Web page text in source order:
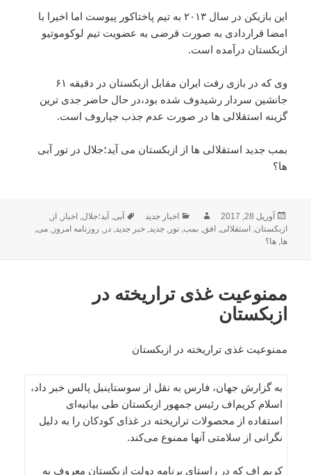
این بازیکن در سال ۲۰۱۳ به تیم پاختاکور پیوست اما اخیرا با
امضا قراردادی به صورت قرضی به عضویت تیم لوکوموتیو
ازبکستان درآمده است.
وی که در بازی رفت ایران مقابل ازبکستان در دقیقه ۶۱
جانشین سردار رشیدوف شده بود،در حال حاضر جدی ترین
گزینه استقلالی ها در صورت عدم جذب جپاروف است.
بمب جدید استقلالی ها از ازبکستان می آید؛جلال در تور آبی
ها؟
ارسال
شده
در
آوریل 28, 2017 نویسندهدسته‌ها
اخبار جدید برچسب‌ها
آبی, آید؛جلال, اخبار, از,
ازبکستان, استقلالی, افق,بمب,تور,جدید,خبر جدید,در, روزنامه امروز,می,
ها,ها؟
ممنوعیت غذی تراریخته در
ازبکستان
ممنوعیت غذی تراریخته در ازبکستان
به گزارش جهان، فارس به نقل از سوستاینبل پالس خبر داد،
اسلام کریم‌اف رئیس جمهور ازبکستان طی بیانیه‌ای
استفاده از محصولات تراریخته در غذای کودکان را به دلیل
نگرانی از سلامتی آنها ممنوع می‌کند.
کریم اف که در راستای برنامه دولت ازبکستان معروف به